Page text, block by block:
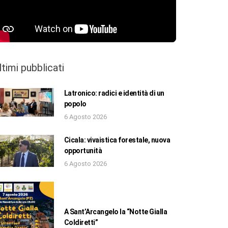
pubblicati
Latronico: radici e identità di un
popolo
6 Agosto 2026
Cicala: vivaistica forestale, nuova
opportunità
6 Agosto 2026
A Sant’Arcangelo la “Notte Gialla
Coldiretti”